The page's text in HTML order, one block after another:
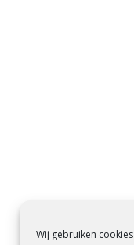
Wij gebruiken